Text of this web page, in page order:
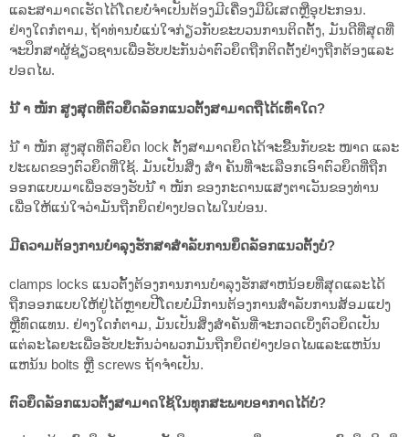
ແລະສາມາດເຮັດໄດ້ໂດຍບໍ່ຈໍາເປັນຕ້ອງມີເຄື່ອງມືພິເສດຫຼືອຸປະກອນ.
ຢ່າງໃດກໍຕາມ, ຖ້າທ່ານບໍ່ແນ່ໃຈກ່ຽວກັບຂະບວນການຕິດຕັ້ງ, ມັນດີທີ່ສຸດທີ່
ຈະປຶກສາຜູ້ຊ່ຽວຊານເພື່ອຮັບປະກັນວ່າຕົວຍຶດຖືກຕິດຕັ້ງຢ່າງຖືກຕ້ອງແລະ
ປອດໄພ.
ນ້ ຳ ໜັກ ສູງສຸດທີ່ຕົວຍຶດລັອກແນວຕັ້ງສາມາດຖືໄດ້ເທົ່າໃດ?
ນ້ ຳ ໜັກ ສູງສຸດທີ່ຕົວຍຶດ lock ຕັ້ງສາມາດຍຶດໄດ້ຈະຂື້ນກັບຂະ ໜາດ ແລະ
ປະເພດຂອງຕົວຍຶດທີ່ໃຊ້. ມັນເປັນສິ່ງ ສຳ ຄັນທີ່ຈະເລືອກເອົາຕົວຍຶດທີ່ຖືກ
ອອກແບບມາເພື່ອຮອງຮັບນ້ ຳ ໜັກ ຂອງກະດານແສງຕາເວັນຂອງທ່ານ
ເພື່ອໃຫ້ແນ່ໃຈວ່າມັນຖືກຍຶດຢ່າງປອດໄພໃນບ່ອນ.
ມີຄວາມຕ້ອງການບໍາລຸງຮັກສາສໍາລັບການຍຶດລັອກແນວຕັ້ງບໍ?
clamps locks ແນວຕັ້ງຕ້ອງການການບໍາລຸງຮັກສາຫນ້ອຍທີ່ສຸດແລະໄດ້
ຖືກອອກແບບໃຫ້ຢູ່ໄດ້ຫຼາຍປີໂດຍບໍ່ມີການຕ້ອງການສໍາລັບການສ້ອມແປງ
ຫຼືທົດແທນ. ຢ່າງໃດກໍ່ຕາມ, ມັນເປັນສິ່ງສໍາຄັນທີ່ຈະກວດເບິ່ງຕົວຍຶດເປັນ
ແຕ່ລະໄລຍະເພື່ອຮັບປະກັນວ່າພວກມັນຖືກຍຶດຢ່າງປອດໄພແລະແຫນ້ນ
ແຫນ້ນ bolts ຫຼື screws ຖ້າຈໍາເປັນ.
ຕົວຍຶດລັອກແນວຕັ້ງສາມາດໃຊ້ໃນທຸກສະພາບອາກາດໄດ້ບໍ?